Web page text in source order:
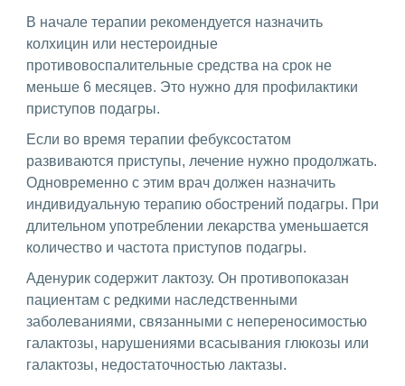
В начале терапии рекомендуется назначить
колхицин или нестероидные
противовоспалительные средства на срок не
меньше 6 месяцев. Это нужно для профилактики
приступов подагры.
Если во время терапии фебуксостатом
развиваются приступы, лечение нужно продолжать.
Одновременно с этим врач должен назначить
индивидуальную терапию обострений подагры. При
длительном употреблении лекарства уменьшается
количество и частота приступов подагры.
Аденурик содержит лактозу. Он противопоказан
пациентам с редкими наследственными
заболеваниями, связанными с непереносимостью
галактозы, нарушениями всасывания глюкозы или
галактозы, недостаточностью лактазы.